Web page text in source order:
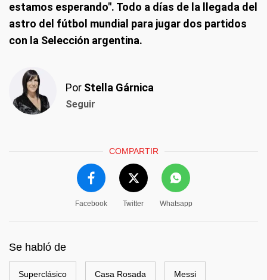
estamos esperando". Todo a días de la llegada del
astro del fútbol mundial para jugar dos partidos
con la Selección argentina.
Por Stella Gárnica
Seguir
COMPARTIR
Facebook Twitter Whatsapp
Se habló de
Superclásico Casa Rosada Messi